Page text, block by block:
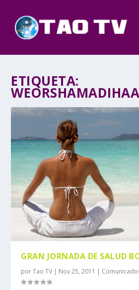
ETIQUETA:
GRAN JORNADA DE SALUD
porTao TV | Nov 25, 2011 |